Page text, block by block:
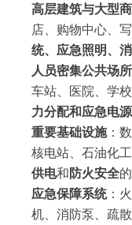
高层建筑与大型
店、购物中心、
统、应急照明、
人员密集公共场所
车站、医院、学
力分配和应急电
重要基础设施：
核电站、石油化
供电和防火安全
应急保障系统：
机、消防泵、疏